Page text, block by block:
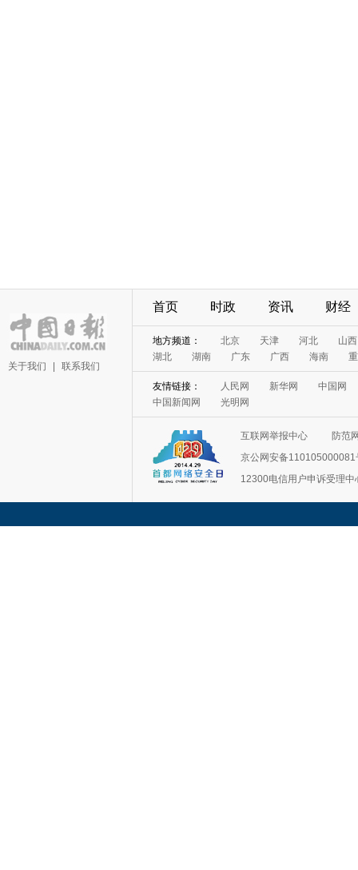
关于我们 联系我们
首页 时政 资讯 财经
地方频道： 北京 天津 河北
山西
湖北
湖南 广东 广西 海南
友情链接： 人民网 新华网
中国网
中国新闻网
光明网
互联网举报中心
防范
京公网安备110105000081
12300电信用户申诉受理中